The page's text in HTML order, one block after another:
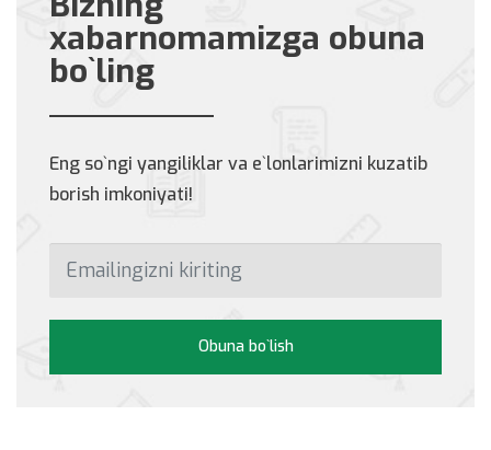
xabarnomamizga obuna
bo`ling
Eng so`ngi yangiliklar va e`lonlarimizni kuzatib
borish imkoniyati!
Obuna bo`lish